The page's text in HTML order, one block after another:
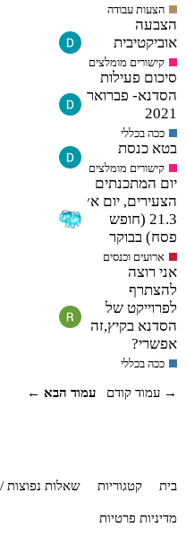
הצעות עבודה
הצבעה
אוביקטיבית
קישורים מומלצים
סיכום פעילות
הסדנא- פברואר
2021
ככה בכללי
בטא כנסת
קישורים מומלצים
יום המתכנתים
הצעירים, יום א׳
21.3 (חופש
פסח) בבוקר
ארועים וכנסים
אני רוצה
להצתרף
לפרוייקט של
הסדנא בקיץ,זה
אפשרי?
ככה בכללי
→ עמוד קודם עמוד הבא ←
בית קטגוריות שאלות נפוצות
מדיניות פרטיות